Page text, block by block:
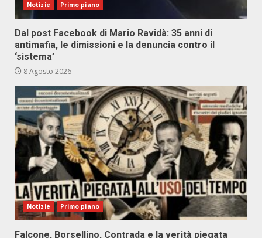
Notizie Primo piano
Dal post Facebook di Mario Ravidà: 35 anni di
antimafia, le dimissioni e la denuncia contro il
‘sistema’
8 Agosto 2026
Notizie Primo piano
Falcone, Borsellino, Contrada e la verità piegata